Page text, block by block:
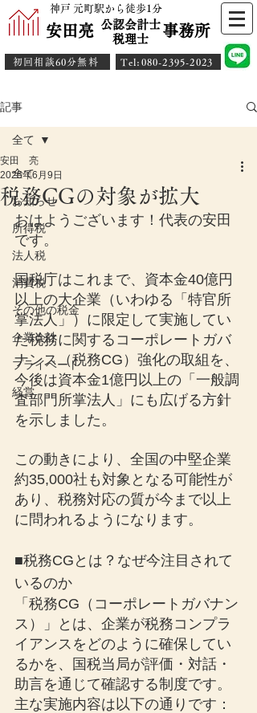
神戸 元町駅から徒歩1分
安田亮 事務所
公認会計士
​税理士
初回相談60分無料 ​Tel:080-2395-2023
記事
全て
お知らせ
所得税
法人税
消費税
その他の税金
企業会計
プライベート
経営
全て
税務CGの対象が拡大
安田 亮
2025年6月9日
おはようございます！代表の安田
です。
国税庁はこれまで、資本金40億円
以上の大企業（いわゆる「特官所
掌法人」）に限定して実施してい
た税務に関するコーポレートガバ
ナンス（税務CG）強化の取組を、
今後は資本金1億円以上の「一般調
査部門所掌法人」にも広げる方針
を示しました。
この動きにより、全国の中堅企業
約35,000社も対象となる可能性が
あり、税務対応の質が今まで以上
に問われるようになります。
■税務CGとは？なぜ今注目されて
いるのか
「税務CG（コーポレートガバナン
ス）」とは、企業が税務コンプラ
イアンスをどのように確保してい
るかを、国税当局が評価・対話・
助言を通じて確認する制度です。
主な実施内容は以下の通りです：